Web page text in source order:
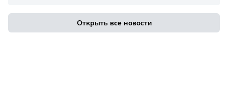
Открыть все новости